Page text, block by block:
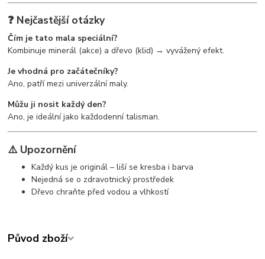
❓ Nejčastější otázky
Čím je tato mala speciální?
Kombinuje minerál (akce) a dřevo (klid) → vyvážený efekt.
Je vhodná pro začátečníky?
Ano, patří mezi univerzální maly.
Můžu ji nosit každý den?
Ano, je ideální jako každodenní talisman.
⚠️ Upozornění
Každý kus je originál – liší se kresba i barva
Nejedná se o zdravotnický prostředek
Dřevo chraňte před vodou a vlhkostí
Původ zboží